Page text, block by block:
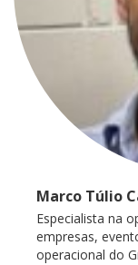
Marco Túlio
Especialista na
empresas,
operacional do